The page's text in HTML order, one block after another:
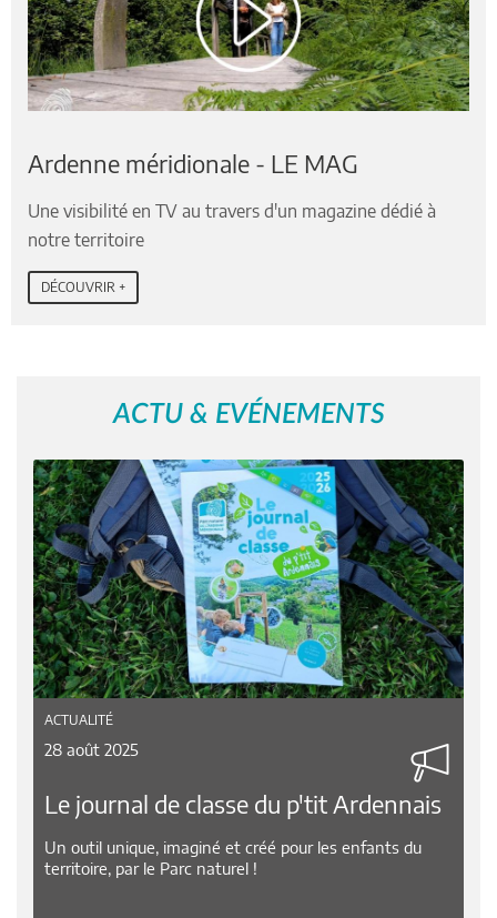
Ardenne méridionale - LE MAG
Une visibilité en TV au travers d'un magazine dédié à
notre territoire
DÉCOUVRIR +
ACTU & EVÉNEMENTS
ACTUALITÉ
06 mai 2025
Pétition
Protégeons l’avenir de nos campagnes !